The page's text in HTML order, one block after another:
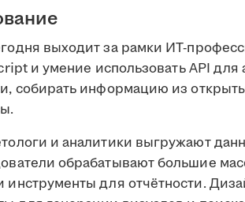
выходит за рамки ИТ-
и умение использовать API
собирать информацию из
и аналитики выгружают
обрабатывают большие
инструменты для отчётности.